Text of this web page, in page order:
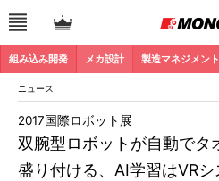
組み込み開発 メカ設計 製造マネジメント
ニュース
双腕型ロボットが自動でタ
盛り付ける、AI学習はVRシ
2017国際ロボット展